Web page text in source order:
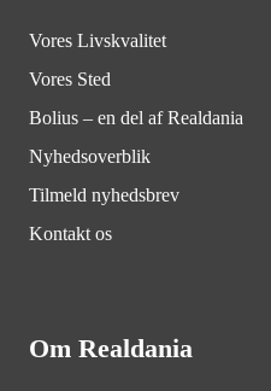
Vores Livskvalitet
Vores Sted
Bolius – en del af Realdania
Nyhedsoverblik
Tilmeld nyhedsbrev
Kontakt os
Om Realdania